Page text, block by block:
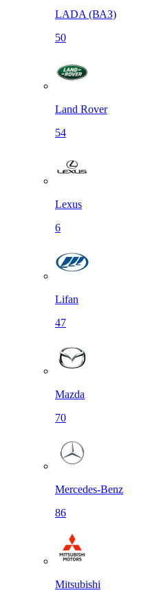
LADA (ВАЗ)
50
Land Rover
54
Lexus
6
Lifan
47
Mazda
70
Mercedes-Benz
86
Mitsubishi